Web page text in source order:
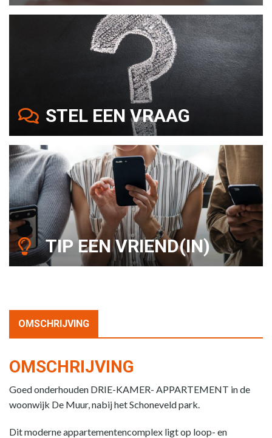
STEL EEN VRAAG
TIP EEN VRIEND(IN)
OMSCHRIJVING
OMSCHRIJVING
Goed onderhouden DRIE-KAMER- APPARTEMENT in de
woonwijk De Muur, nabij het Schoneveld park.
Dit moderne appartementencomplex ligt op loop- en